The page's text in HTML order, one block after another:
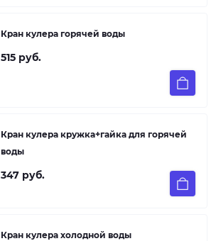
Кран кулера горячей воды
515 руб.
Кран кулера кружка+гайка для горячей
воды
347 руб.
Кран кулера холодной воды